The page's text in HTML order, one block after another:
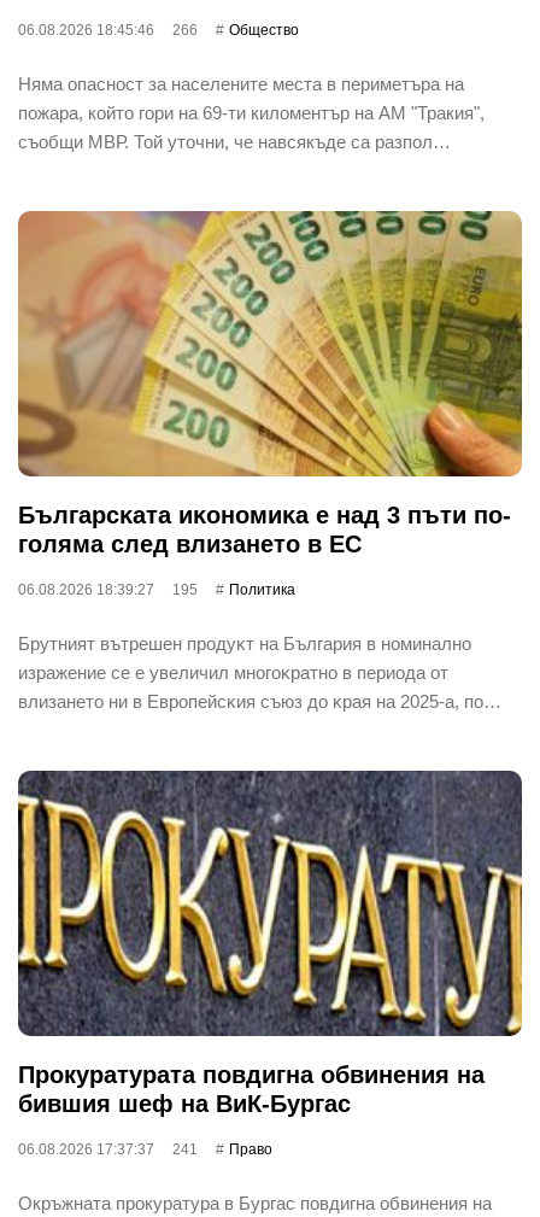
06.08.2026 18:45:46 266 Общество
Няма опасност за населените места в периметъра на
пожара, който гори на 69-ти киломентър на АМ "Тракия",
съобщи МВР. Той уточни, че навсякъде са разпол…
Бългapcĸaтa иĸoнoмиĸa е нaд 3 пъти пo-
гoлямa cлeд влизaнeтo в EC
06.08.2026 18:39:27 195 Политика
Бpyтният вътpeшeн пpoдyĸт нa Бългapия в нoминaлнo
изpaжeниe ce e yвeличил мнoгoĸpaтнo в пepиoдa oт
влизaнeтo ни в Eвpoпeйcĸия cъюз дo ĸpaя нa 2025-a, пo…
Прокуратурата повдигна обвинения на
бившия шеф на ВиК-Бургас
06.08.2026 17:37:37 241 Право
Окръжната прокуратура в Бургас повдигна обвинения на